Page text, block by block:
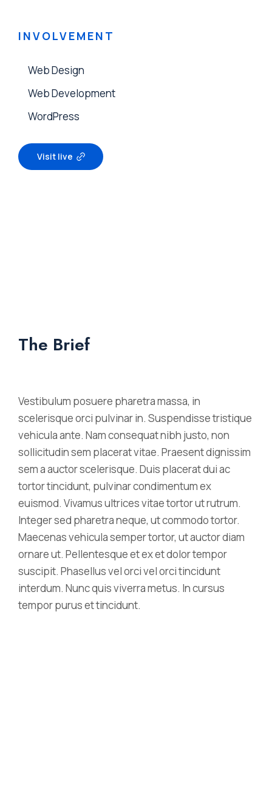
INVOLVEMENT
Web Design
Web Development
WordPress
Visit live
The Brief
Vestibulum posuere pharetra massa, in
scelerisque orci pulvinar in. Suspendisse tristique
vehicula ante. Nam consequat nibh justo, non
sollicitudin sem placerat vitae. Praesent dignissim
sem a auctor scelerisque. Duis placerat dui ac
tortor tincidunt, pulvinar condimentum ex
euismod. Vivamus ultrices vitae tortor ut rutrum.
Integer sed pharetra neque, ut commodo tortor.
Maecenas vehicula semper tortor, ut auctor diam
ornare ut. Pellentesque et ex et dolor tempor
suscipit. Phasellus vel orci vel orci tincidunt
interdum. Nunc quis viverra metus. In cursus
tempor purus et tincidunt.